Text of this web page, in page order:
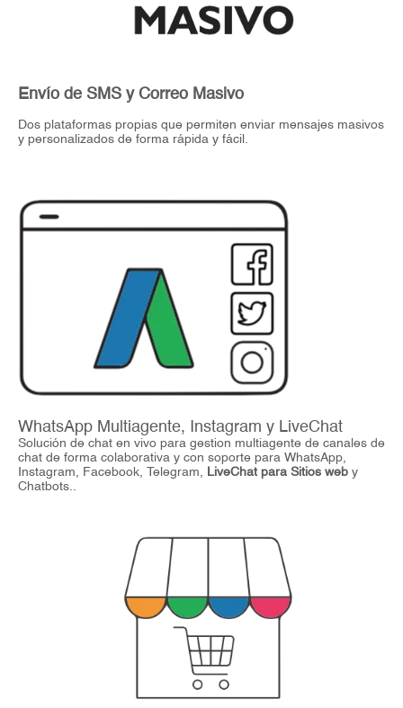
Envío de SMS y Correo Masivo
Dos plataformas propias que permiten enviar mensajes masivos
y personalizados de forma rápida y fácil.
WhatsApp Multiagente, Instagram y LiveChat
Solución de chat en vivo para gestion multiagente de canales de
chat de forma colaborativa y con soporte para WhatsApp,
Instagram, Facebook, Telegram,
LiveChat para Sitios web y
Chatbots..